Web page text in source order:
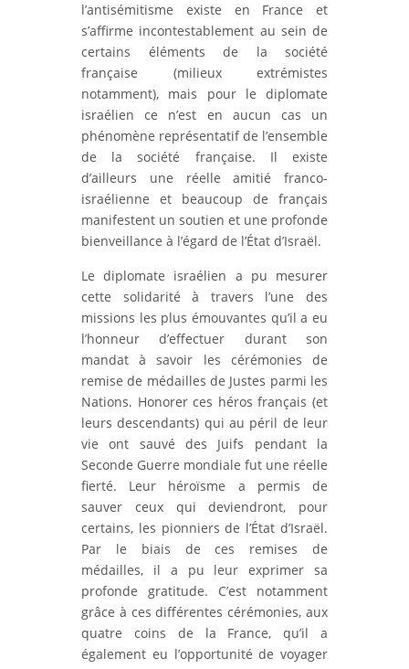
l’antisémitisme existe en France et
s’affirme incontestablement au sein de
certains éléments de la société
française (milieux extrémistes
notamment), mais pour le diplomate
israélien ce n’est en aucun cas un
phénomène représentatif de l’ensemble
de la société française. Il existe
d’ailleurs une réelle amitié franco-
israélienne et beaucoup de français
manifestent un soutien et une profonde
bienveillance à l’égard de l’État d’Israël.
Le diplomate israélien a pu mesurer
cette solidarité à travers l’une des
missions les plus émouvantes qu’il a eu
l’honneur d’effectuer durant son
mandat à savoir les cérémonies de
remise de médailles de Justes parmi les
Nations. Honorer ces héros français (et
leurs descendants) qui au péril de leur
vie ont sauvé des Juifs pendant la
Seconde Guerre mondiale fut une réelle
fierté. Leur héroïsme a permis de
sauver ceux qui deviendront, pour
certains, les pionniers de l’État d’Israël.
Par le biais de ces remises de
médailles, il a pu leur exprimer sa
profonde gratitude. C’est notamment
grâce à ces différentes cérémonies, aux
quatre coins de la France, qu’il a
également eu l’opportunité de voyager